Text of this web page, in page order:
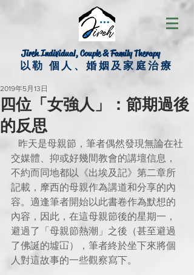
Jireh Individual, Couple & Family Therapy
以勒 個人、婚姻及家庭治療
四位「女強人」：節期過後
的反思
2019年5月13日
交媒體、抑或好幾間教會的講壇信息，
不約而同地都以《出埃及記》第二章所
記載，摩西的母親作為講道和分享的內
容。適逢筆者開始以此書卷作為默想的
內容，因此，在這母親節後的星期一，
避過了「母親節熱潮」之後（甚至避過
了佛誕的墟冚），筆者終於坐下來將個
人對這故事的一些觀察寫下。